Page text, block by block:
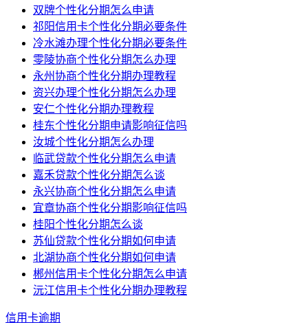
双牌个性化分期怎么申请
祁阳信用卡个性化分期必要条件
冷水滩办理个性化分期必要条件
零陵协商个性化分期怎么办理
永州协商个性化分期办理教程
资兴办理个性化分期怎么办理
安仁个性化分期办理教程
桂东个性化分期申请影响征信吗
汝城个性化分期怎么办理
临武贷款个性化分期怎么申请
嘉禾贷款个性化分期怎么谈
永兴协商个性化分期怎么申请
宜章协商个性化分期影响征信吗
桂阳个性化分期怎么谈
苏仙贷款个性化分期如何申请
北湖协商个性化分期如何申请
郴州信用卡个性化分期怎么申请
沅江信用卡个性化分期办理教程
信用卡逾期